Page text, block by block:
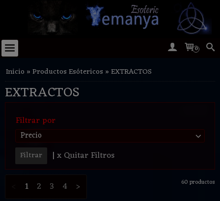
0
Inicio »Productos Esótericos »EXTRACTOS
EXTRACTOS
Filtrar por
Precio
| x Quitar Filtros
1 2 3 4 > 60 productos